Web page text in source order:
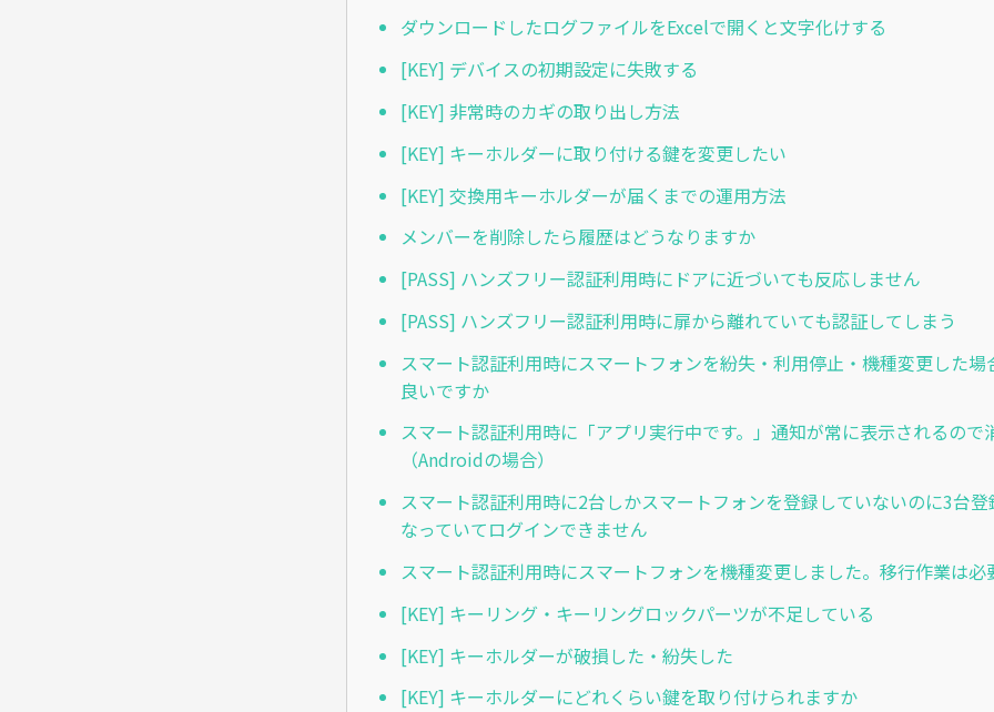
ダウンロードしたログファイルをExcelで開くと文字化けする
[KEY] デバイスの初期設定に失敗する
[KEY] 非常時のカギの取り出し方法
[KEY] キーホルダーに取り付ける鍵を変更したい
[KEY] 交換用キーホルダーが届くまでの運用方法
メンバーを削除したら履歴はどうなりますか
[PASS] ハンズフリー認証利用時にドアに近づいても反応しません
[PASS] ハンズフリー認証利用時に扉から離れていても認証してしまう
スマート認証利用時にスマートフォンを紛失・利用停止・機種変更した場
良いですか
スマート認証利用時に「アプリ実行中です。」通知が常に表示されるので
（Androidの場合）
スマート認証利用時に2台しかスマートフォンを登録していないのに3台
なっていてログインできません
スマート認証利用時にスマートフォンを機種変更しました。移行作業は必
[KEY] キーリング・キーリングロックパーツが不足している
[KEY] キーホルダーが破損した・紛失した
[KEY] キーホルダーにどれくらい鍵を取り付けられますか